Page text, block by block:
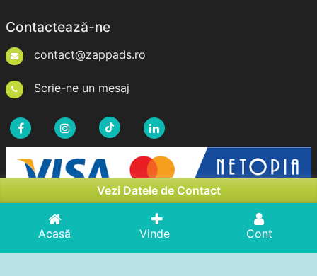
Vezi Datele de Contact
Acasă Vinde Cont
Contactează-ne
contact@zappads.ro
Scrie-ne un mesaj